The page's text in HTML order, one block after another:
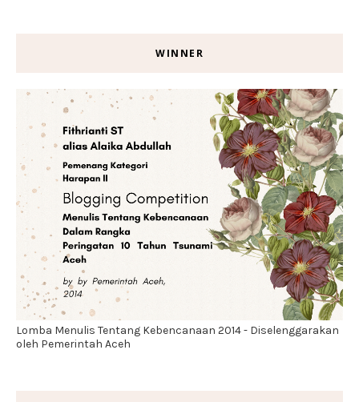
WINNER
Lomba Menulis Tentang Kebencanaan 2014 - Diselenggarakan
oleh Pemerintah Aceh